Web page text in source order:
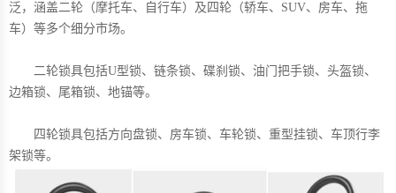
泛，涵盖二轮（摩托车、自行车）及四轮（轿车、SUV、房车、拖
车）等多个细分市场。
二轮锁具包括U型锁、链条锁、碟刹锁、油门把手锁、头盔锁、
边箱锁、尾箱锁、地锚等。
四轮锁具包括方向盘锁、房车锁、车轮锁、重型挂锁、车顶行李
架锁等。